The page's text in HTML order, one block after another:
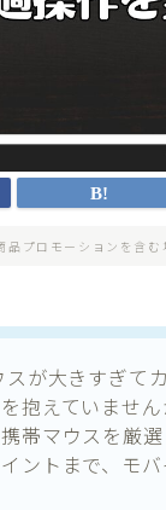
品プロモーションを含む
が大きすぎて
抱えていませ
帯マウスを厳
ントまで、モ